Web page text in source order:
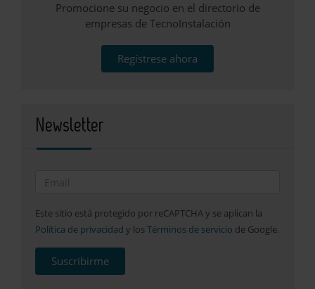
Promocione su negocio en el directorio de
empresas de TecnoInstalación
Regístrese ahora
Newsletter
Este sitio está protegido por reCAPTCHA y se aplican la
Política de privacidad y los Términos de servicio de Google.
Suscribirme